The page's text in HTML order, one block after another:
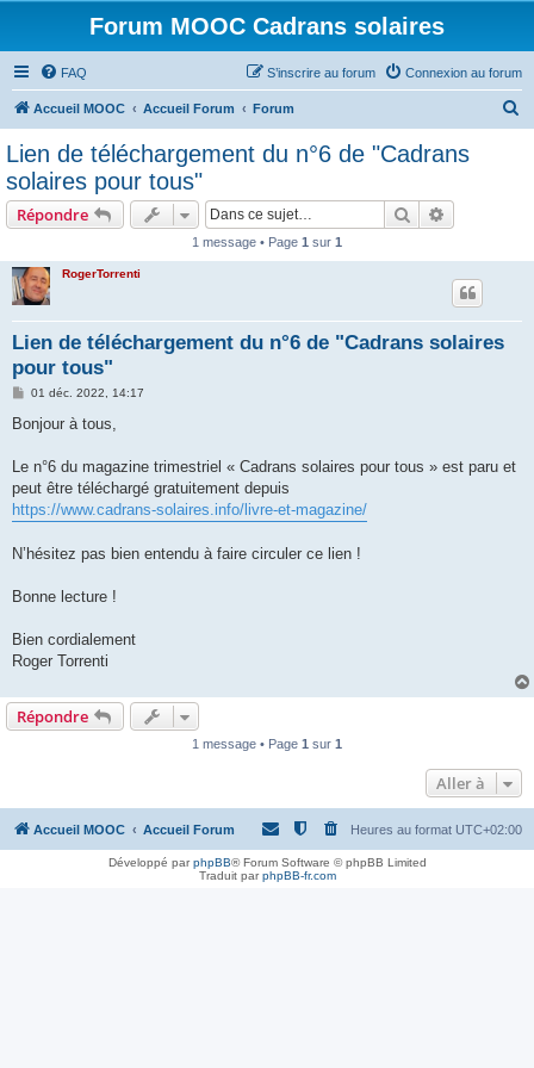
Forum MOOC Cadrans solaires
FAQ Connexion au forum
S’inscrire au forum
Accueil MOOC Accueil Forum Forum
Lien de téléchargement du n°6 de "Cadrans
solaires pour tous"
Répondre Rechercher
1 message • Page 1 sur 1
RogerTorrenti
Lien de téléchargement du n°6 de "Cadrans solaires
pour tous"
M
s
g
01 déc. 2022, 14:17
Bonjour à tous,
Le n°6 du magazine trimestriel « Cadrans solaires pour tous » est paru et
peut être téléchargé gratuitement depuis
https://www.cadrans-solaires.info/livre-et-magazine/
N’hésitez pas bien entendu à faire circuler ce lien !
Bonne lecture !
Bien cordialement
Roger Torrenti
Répondre
1 message • Page 1 sur 1
Aller à
Accueil MOOC Accueil Forum Heures au format UTC+02:00
Développé parphpBB® Forum Software © phpBB Limited
Traduit parphpBB-fr.com